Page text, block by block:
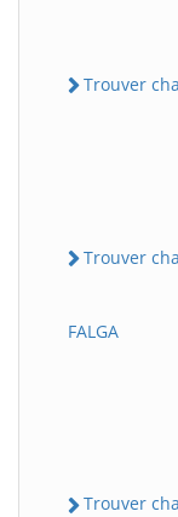
Trouver
Trouver
FALGA
Trouver